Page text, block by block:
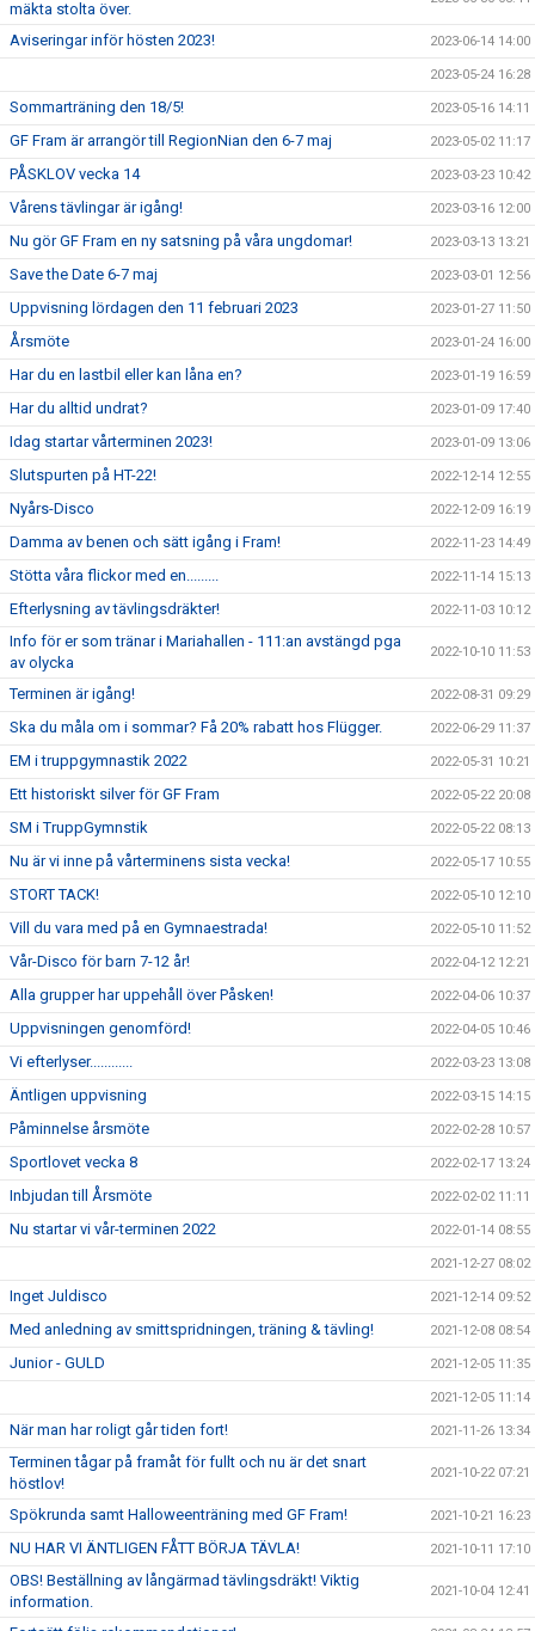
mäkta stolta över.
Aviseringar inför hösten 2023! 2023-06-14 14:00
2023-05-24 16:28
Sommarträning den 18/5! 2023-05-16 14:11
GF Fram är arrangör till RegionNian den 6-7 maj 2023-05-02 11:17
PÅSKLOV vecka 14 2023-03-23 10:42
Vårens tävlingar är igång! 2023-03-16 12:00
Nu gör GF Fram en ny satsning på våra ungdomar! 2023-03-13 13:21
Save the Date 6-7 maj 2023-03-01 12:56
Uppvisning lördagen den 11 februari 2023 2023-01-27 11:50
Årsmöte 2023-01-24 16:00
Har du en lastbil eller kan låna en? 2023-01-19 16:59
Har du alltid undrat? 2023-01-09 17:40
Idag startar vårterminen 2023! 2023-01-09 13:06
Slutspurten på HT-22! 2022-12-14 12:55
Nyårs-Disco 2022-12-09 16:19
Damma av benen och sätt igång i Fram! 2022-11-23 14:49
Stötta våra flickor med en......... 2022-11-14 15:13
Efterlysning av tävlingsdräkter! 2022-11-03 10:12
Info för er som tränar i Mariahallen - 111:an avstängd pga
av olycka
2022-10-10 11:53
Terminen är igång! 2022-08-31 09:29
Ska du måla om i sommar? Få 20% rabatt hos Flügger. 2022-06-29 11:37
EM i truppgymnastik 2022 2022-05-31 10:21
Ett historiskt silver för GF Fram 2022-05-22 20:08
SM i TruppGymnstik 2022-05-22 08:13
Nu är vi inne på vårterminens sista vecka! 2022-05-17 10:55
STORT TACK! 2022-05-10 12:10
Vill du vara med på en Gymnaestrada! 2022-05-10 11:52
Vår-Disco för barn 7-12 år! 2022-04-12 12:21
Alla grupper har uppehåll över Påsken! 2022-04-06 10:37
Uppvisningen genomförd! 2022-04-05 10:46
Vi efterlyser............ 2022-03-23 13:08
Äntligen uppvisning 2022-03-15 14:15
Påminnelse årsmöte 2022-02-28 10:57
Sportlovet vecka 8 2022-02-17 13:24
Inbjudan till Årsmöte 2022-02-02 11:11
Nu startar vi vår-terminen 2022 2022-01-14 08:55
2021-12-27 08:02
Inget Juldisco 2021-12-14 09:52
Med anledning av smittspridningen, träning & tävling! 2021-12-08 08:54
Junior - GULD 2021-12-05 11:35
2021-12-05 11:14
När man har roligt går tiden fort! 2021-11-26 13:34
Terminen tågar på framåt för fullt och nu är det snart
höstlov!
2021-10-22 07:21
Spökrunda samt Halloweenträning med GF Fram! 2021-10-21 16:23
NU HAR VI ÄNTLIGEN FÅTT BÖRJA TÄVLA! 2021-10-11 17:10
OBS! Beställning av långärmad tävlingsdräkt! Viktig
information.
2021-10-04 12:41